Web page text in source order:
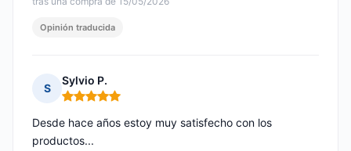
Opinión traducida
S
Sylvio P.
Nota: 5 de 5
Desde hace años estoy muy satisfecho con los
productos...